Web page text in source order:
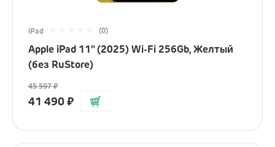
iPad (0)
Apple iPad 11" (2025) Wi-Fi 256Gb, Желтый
(без RuStore)
45 597₽
41 490₽